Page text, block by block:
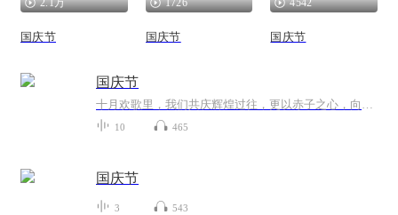
2.1万
国庆节
1726
国庆节
4542
国庆节
国庆节
十月欢歌里，我们共庆辉煌过往，更以赤子之心，向未来书写滚烫的誓言——这盛世，值得我们以热爱相拥。
10 465
国庆节
3 543